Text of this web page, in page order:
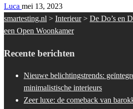
Luca mei 13, 2023
smartesting.nl > Interieur> De Do’s en
een Open Woonkamer
Recente berichten
Nieuwe belichtingstrends:
minimalistische interieurs
Zeer luxe: de comeback van